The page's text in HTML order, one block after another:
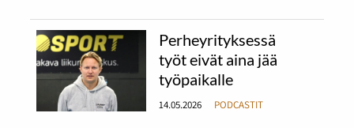
Perheyrityksessä
työt eivät aina jää
työpaikalle
14.05.2026 PODCASTIT